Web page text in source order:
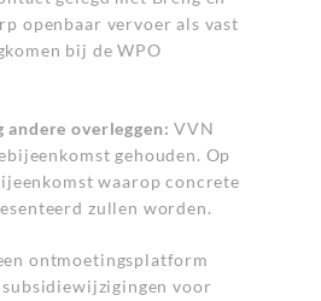
openbaar vervoer als vast
bij de WPO
andere overleggen:VVN
gehouden. Op
waarop concrete
zullen worden.
ontmoetingsplatform
voor